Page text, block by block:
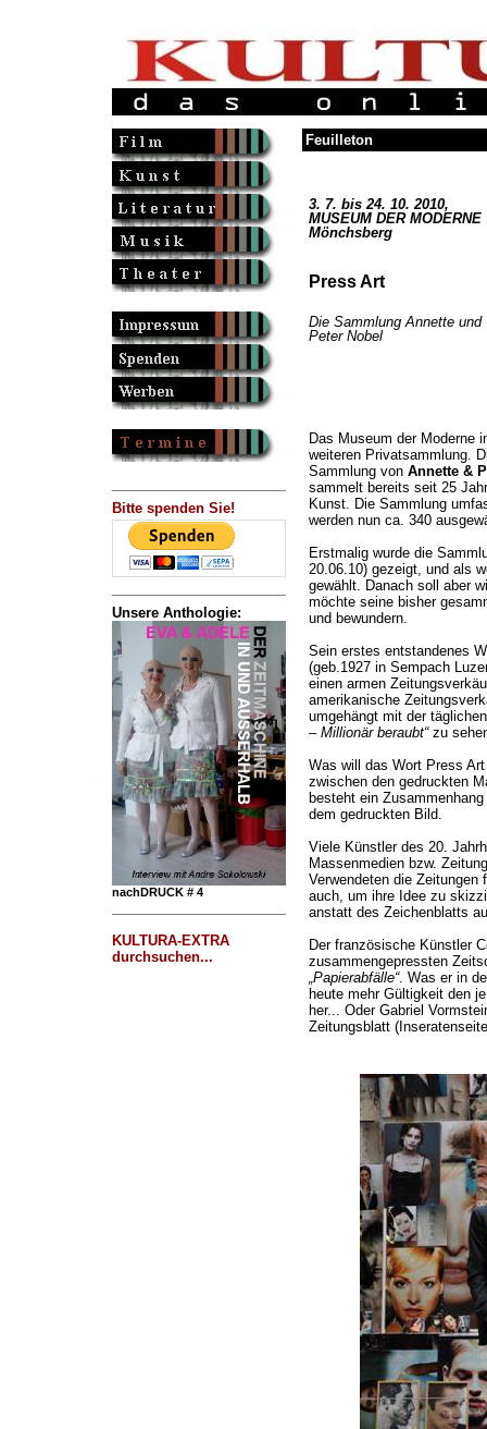
Bitte spenden Sie!
Unsere Anthologie:
nachDRUCK # 4
KULTURA-EXTRA
durchsuchen...
Feuilleton
3. 7. bis 24. 10. 2010,
MUSEUM DER MODERNE
Mönchsberg
Press Art
Die Sammlung Annette und
Peter Nobel
Das Museum der Moderne
weiteren Privatsammlung.
Sammlung von Annette &
sammelt bereits seit 25
Kunst. Die Sammlung
werden nun ca. 340
Erstmalig wurde die
20.06.10) gezeigt, und als
gewählt. Danach soll aber
möchte seine bisher
und bewundern.
Sein erstes entstandenes
(geb.1927 in Sempach
einen armen
amerikanische
umgehängt mit der
– Millionär beraubt“zu
Was will das Wort Press
zwischen den gedruckten
besteht ein
dem gedruckten Bild.
Viele Künstler des 20.
Massenmedien bzw.
Verwendeten die Zeitungen
auch, um ihre Idee zu
anstatt des Zeichenblatts
Der französische Künstler
zusammengepressten
„Papierabfälle“. Was er in
heute mehr Gültigkeit den
her... Oder Gabriel
Zeitungsblatt